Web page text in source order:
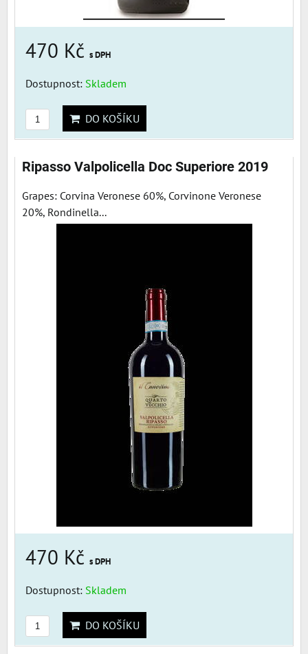
470 Kč s DPH
Dostupnost: Skladem
DO KOŠÍKU
Ripasso Valpolicella Doc Superiore 2019
Grapes: Corvina Veronese 60%, Corvinone Veronese
20%, Rondinella...
470 Kč s DPH
Dostupnost: Skladem
DO KOŠÍKU